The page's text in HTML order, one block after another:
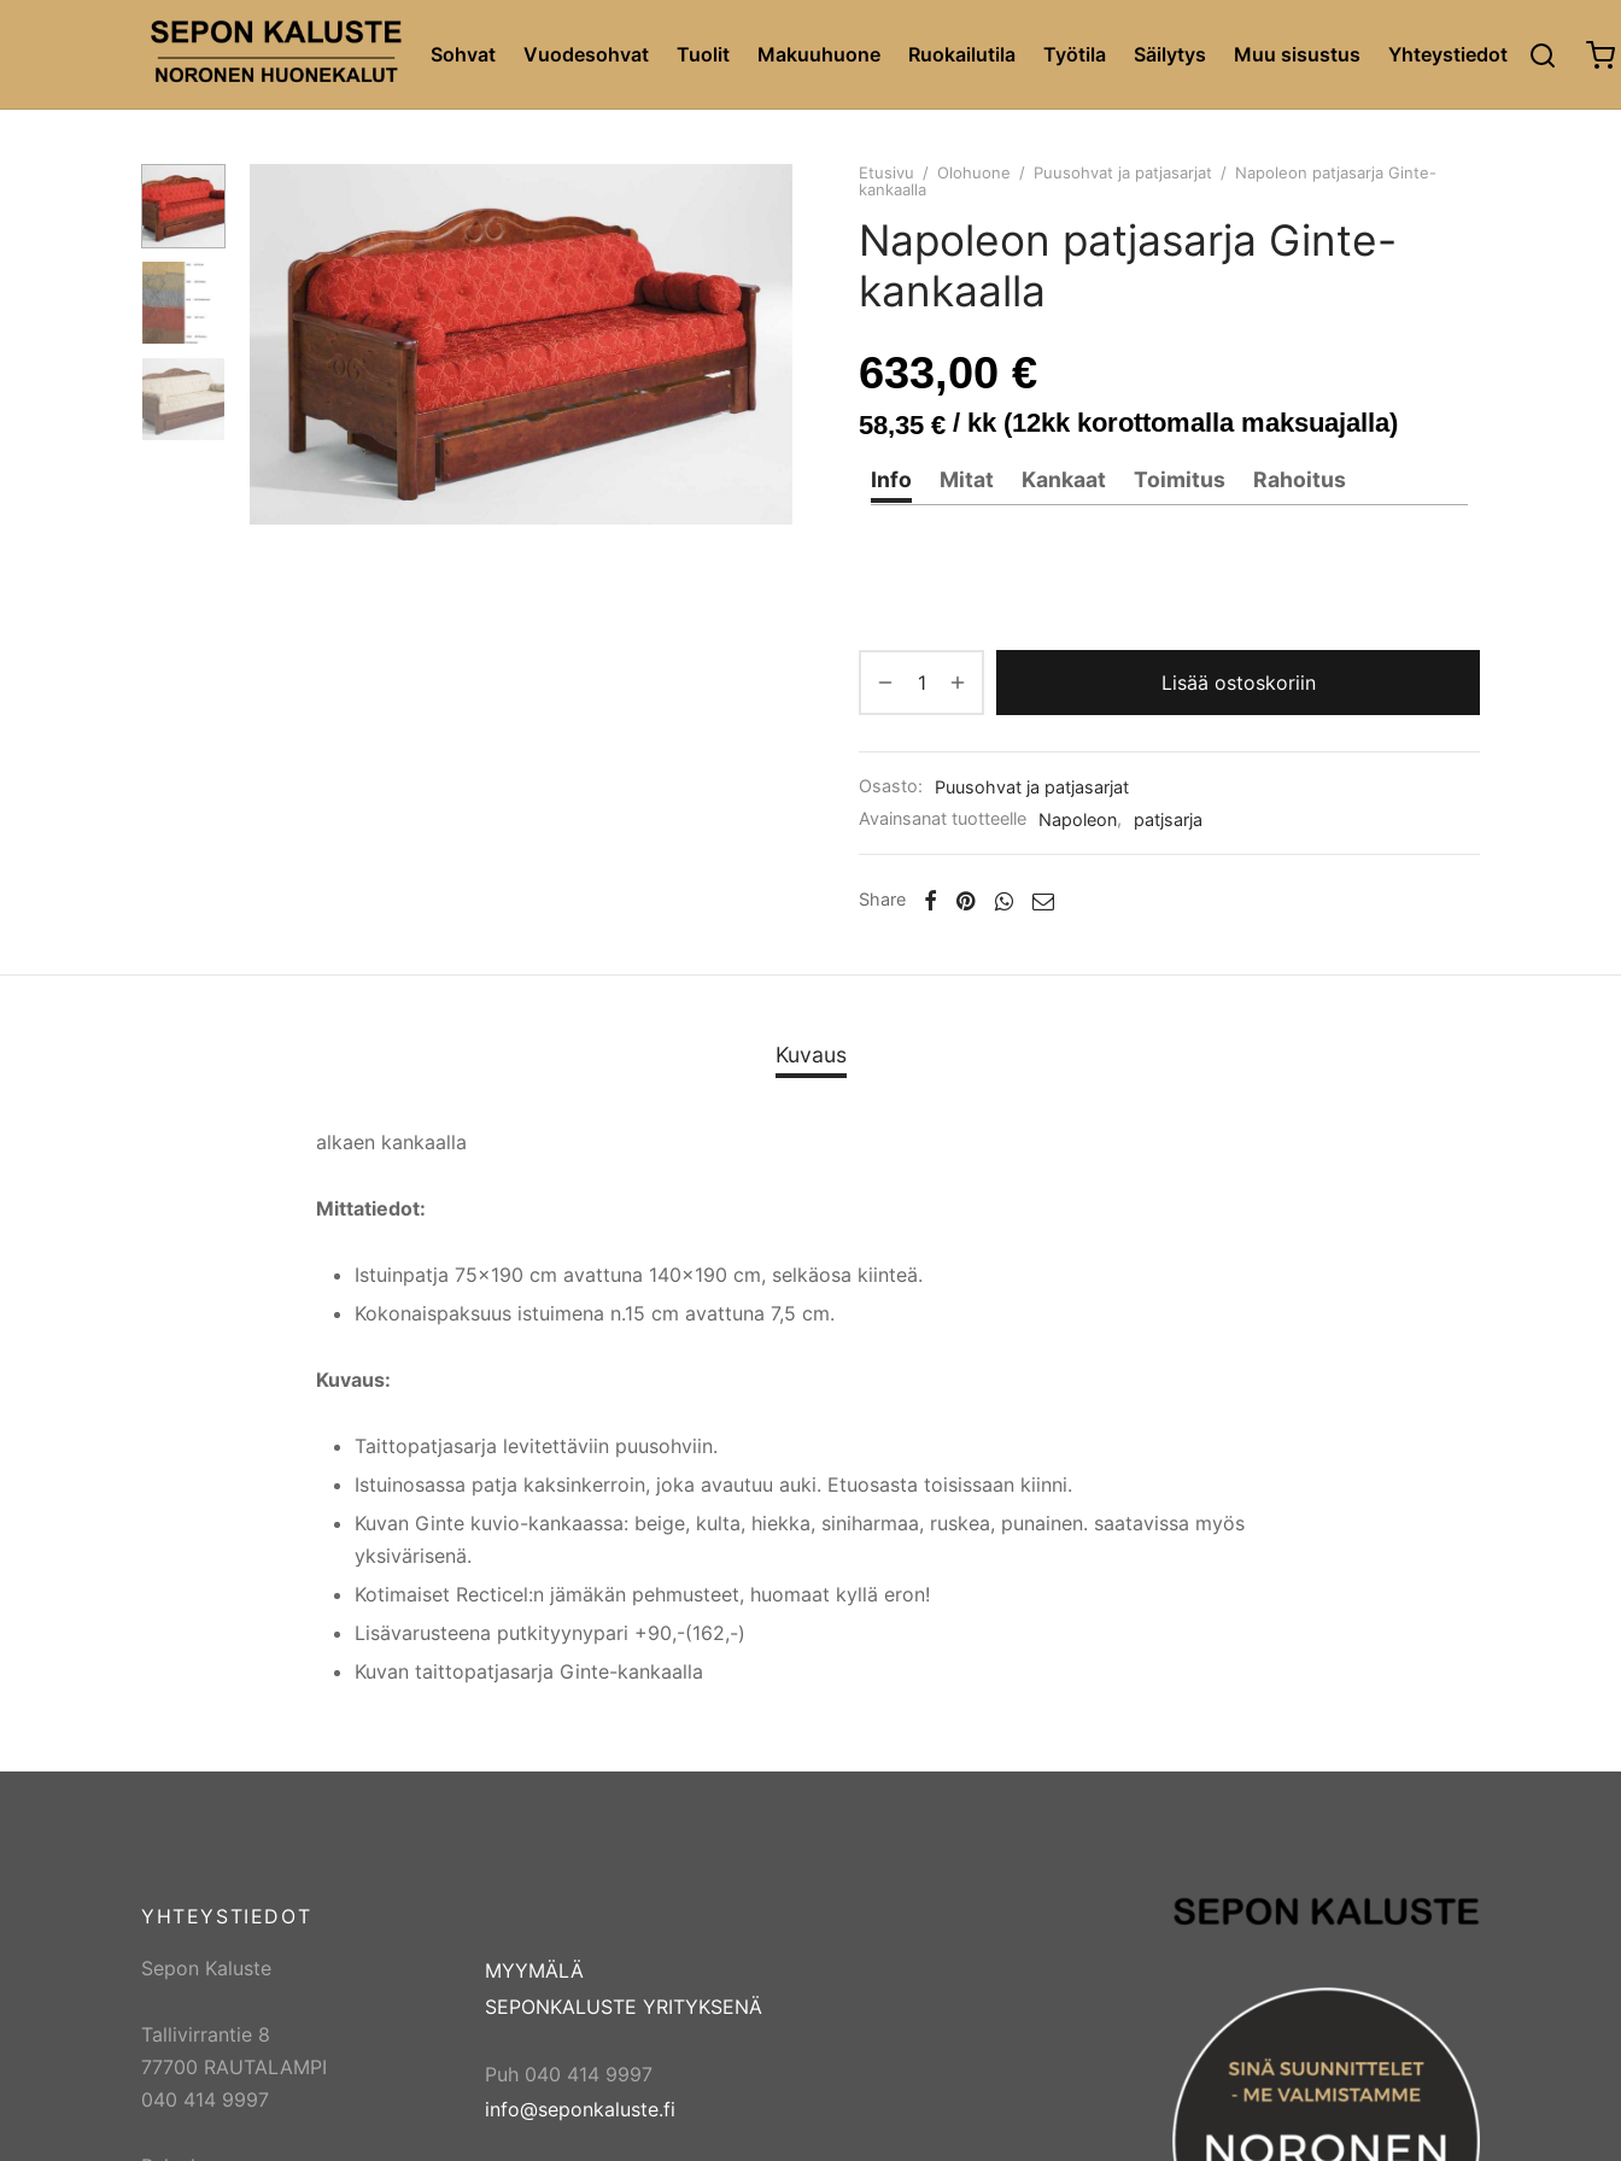
Sohvat Vuodesohvat Tuolit Makuuhuone Ruokailutila Työtila Säilytys Muu sisustus Yhteystiedot
Etusivu / Olohuone / Puusohvat ja patjasarjat / Napoleon patjasarja Ginte-
kankaalla
Napoleon patjasarja Ginte-
kankaalla
633,00 €
58,35 € / kk (12kk korottomalla maksuajalla)
Info Mitat Kankaat Toimitus Rahoitus
Lisää ostoskoriin
Osasto:
Puusohvat ja patjasarjat
Avainsanat tuotteelle
Napoleon, patjsarja
Share
Kuvaus
alkaen kankaalla
Mittatiedot:
Istuinpatja 75×190 cm avattuna 140×190 cm, selkäosa kiinteä.
Kokonaispaksuus istuimena n.15 cm avattuna 7,5 cm.
Kuvaus:
Taittopatjasarja levitettäviin puusohviin.
Istuinosassa patja kaksinkerroin, joka avautuu auki. Etuosasta toisissaan kiinni.
Kuvan Ginte kuvio-kankaassa: beige, kulta, hiekka, siniharmaa, ruskea, punainen. saatavissa myös
yksivärisenä.
Kotimaiset Recticel:n jämäkän pehmusteet, huomaat kyllä eron!
Lisävarusteena putkityynypari +90,-(162,-)
Kuvan taittopatjasarja Ginte-kankaalla
YHTEYSTIEDOT
Sepon Kaluste
Tallivirrantie 8
77700 RAUTALAMPI
040 414 9997
MYYMÄLÄ
SEPONKALUSTE YRITYKSENÄ
Puh 040 414 9997
info@seponkaluste.fi